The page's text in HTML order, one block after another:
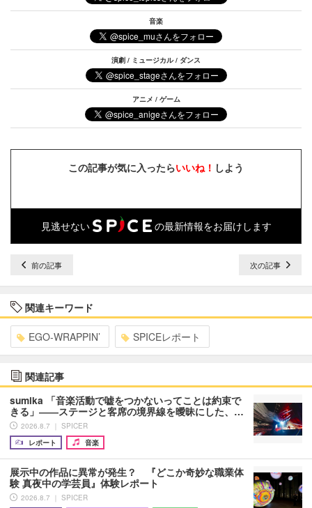
音楽
演劇 / ミュージカル / ダンス
アニメ / ゲーム
この記事が気に入ったらいいね！ しよう
見逃せない の最新情報をお届けします
前の記事 次の記事
関連キーワード
EGO-WRAPPIN’ SPICEレポート
関連記事
sumika 「音楽活動で嘘をつかないってことは約束で
きる」――ステージと客席の境界線を曖昧にした、…
2026.8.7 ｜ SPICER
レポート
音楽
展示中の作品に異常が発生？ 『どこか奇妙な職業体
験 真夜中の学芸員』体験レポート
2026.8.7 ｜ SPICER